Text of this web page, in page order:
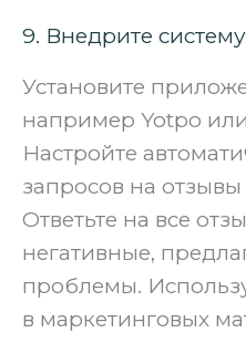
9. Внедрите
Установите
например Yotpo
Настройте
запросов на
Ответьте на все
негативные,
проблемы.
в маркетинговых